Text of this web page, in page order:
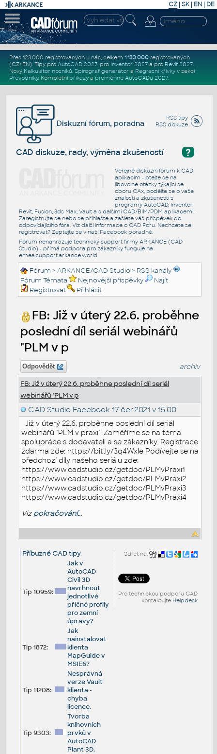
CZ | SK| EN | DE
Přes 123.000 registrovaných u nás, celkem 1.130.000registrovaných
(CZ+EN). Tipy pro AutoCAD 2027, pro Inventor 2027a pro Revit 2027.
Nový Kalkulátor nosníků, Spirograf generátor a Regresní křivkyv sekci
Převodníky. Kompletní příkazya proměnné AutoCADu 2027.
RSS tipy
RSS diskuze
Diskuzní fórum, poradna
?
CAD diskuze, rady, výměna zkušeností
Veřejné diskuzní fórum k CAD
aplikacím - ptejte se na
libovolné otázky týkající se
oboru CAx, podělte se o vaše
znalosti a zkušenosti s
programy AutoCAD, Inventor,
Revit, Fusion, 3ds Max, Vault a s dalšími CAD/BIM/PDM aplikacemi.
Zaregistrujte se nebo se přihlašte a zašlete váš příspěvek do
odpovídajícího fóra. Viz další informace o CAD Fóru. Nechcete se
registrovat? Zeptejte se v naší Facebook poradně.
Fórum nenahrazuje technický support firmy ARKANCE (CAD
Studio) - přímá podpora pro zákazníky funguje na
emea.support.arkance.world
Fórum >ARKANCE/CAD Studio > RSS kanály
Fórum Témata
Nejnovější příspěvky
Najít
Registrovat
Přihlásit
FB: Již v úterý 22.6. proběhne
poslední díl seriál webinářů
"PLM v p
Odpovědět archiv
FB: Již v úterý 22.6. proběhne poslední díl seriál
webinářů "PLM v p
CAD Studio Facebook 17.čer.2021 v 15:00
Již v úterý 22.6. proběhne poslední díl seriál
webinářů "PLM v praxi". Zaměříme se na téma
spolupráce s dodavateli a se zákazníky. Registrace
zdarma zde: https://bit.ly/3q4Wxle Podívejte se na
předchozí díly našeho seriálu zde:
https://www.cadstudio.cz/getdoc/PLMvPraxi1
https://www.cadstudio.cz/getdoc/PLMvPraxi2
https://www.cadstudio.cz/getdoc/PLMvPraxi3
https://www.cadstudio.cz/getdoc/PLMvPraxi4
Viz pokračování...
Sdílet na:
Pro technickou podporu CAD
kontaktujte Helpdesk
Příbuzné CAD tipy:
Tip 10959:
Jak v
AutoCAD
Civil 3D
navrhnout
jednotlivé
příčné profily
pro zemní
úpravy?
Tip 1872:
Jak
nainstalovat
klienta
MapGuide v
MSIE6?
Tip 11208:
Nesprávná
verze Vault
klienta -
chyba
licence.
Tip 9303:
Tvorba
knihovních
prvků v
AutoCAD
Plant 3D.